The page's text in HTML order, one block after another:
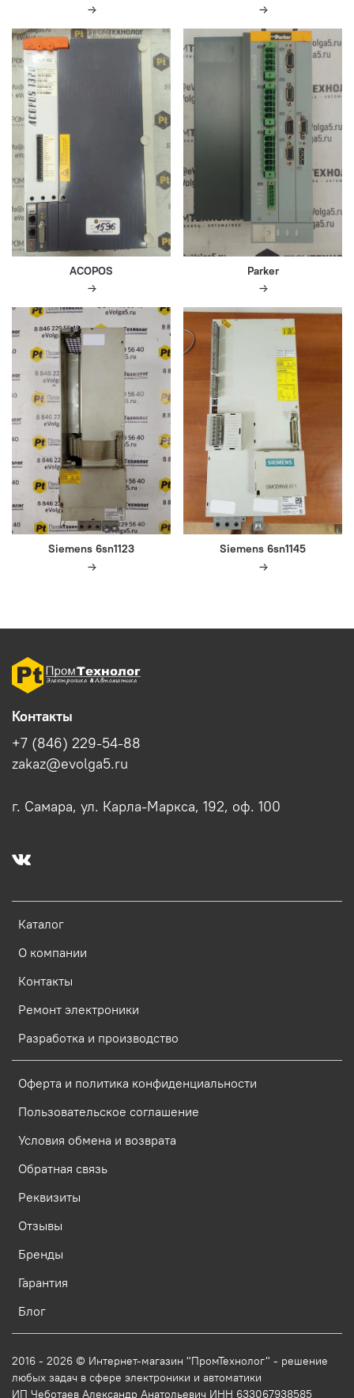
ACOPOS Parker
Siemens 6sn1123 Siemens 6sn1145
Каталог
О компании
Контакты
Ремонт электроники
Разработка и производство
Оферта и политика конфиденциальности
Пользовательское соглашение
Условия обмена и возврата
Обратная связь
Реквизиты
Отзывы
Бренды
Гарантия
Блог
Контакты
+7 (846) 229-54-88
zakaz@evolga5.ru
г. Самара, ул. Карла-Маркса, 192, оф. 100
2016 - 2026 © Интернет-магазин "ПромТехнолог" - решение
любых задач в сфере электроники и автоматики
ИП Чеботаев Александр Анатольевич ИНН 633067938585